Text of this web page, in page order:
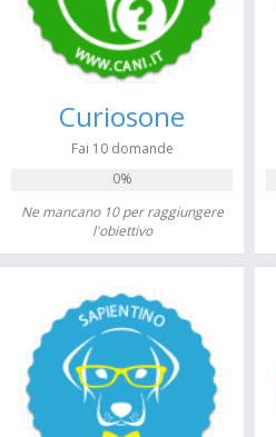
Curiosone
Fai 10 domande
0%
Ne mancano 10 per raggiungere
l'obiettivo